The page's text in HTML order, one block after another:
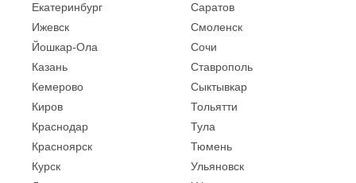
Екатеринбург
Ижевск
Йошкар-Ола
Казань
Кемерово
Киров
Краснодар
Красноярск
Курск
Саратов
Смоленск
Сочи
Ставрополь
Сыктывкар
Тольятти
Тула
Тюмень
Ульяновск